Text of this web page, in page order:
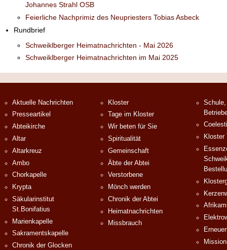
Johannes Strahl OSB
Feierliche Nachprimiz des Neupriesters Tobias Asbeck
Rundbrief
Schweiklberger Heimatnachrichten - Mai 2026
Schweiklberger Heimatnachrichten im Mai 2025
Aktuelle Nachrichten
Presseartikel
Abteikirche
Altar
Altarkreuz
Ambo
Chorkapelle
Krypta
Säkularinstitut
St.Bonifatius
Marienkapelle
Sakramentskapelle
Chronik der Glocken
Kloster
Tage im Kloster
Wir beten für Sie
Spiritualität
Gemeinschaft
Äbte der Abtei
Verstorbene
Mönch werden
Chronik der Abtei
Heimatnachrichten
Missbrauch
Kloster